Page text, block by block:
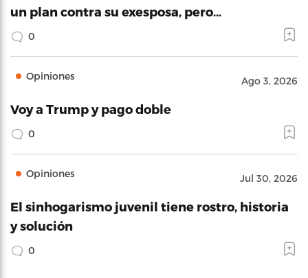
un plan contra su exesposa, pero…
0
Opiniones Ago 3, 2026
Voy a Trump y pago doble
0
Opiniones Jul 30, 2026
El sinhogarismo juvenil tiene rostro, historia
y solución
0